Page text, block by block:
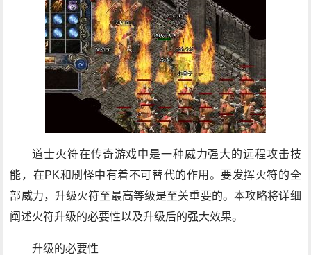
道士火符在传奇游戏中是一种威力强大的远程攻击技
能，在PK和刷怪中有着不可替代的作用。要发挥火符的全
部威力，升级火符至最高等级是至关重要的。本攻略将详细
阐述火符升级的必要性以及升级后的强大效果。
升级的必要性